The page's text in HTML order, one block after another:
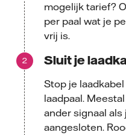
mogelijk tarief?
per paal wat je
vrij is.
Sluit je
Stop je
laadpaal.
ander signaal
aangesloten.